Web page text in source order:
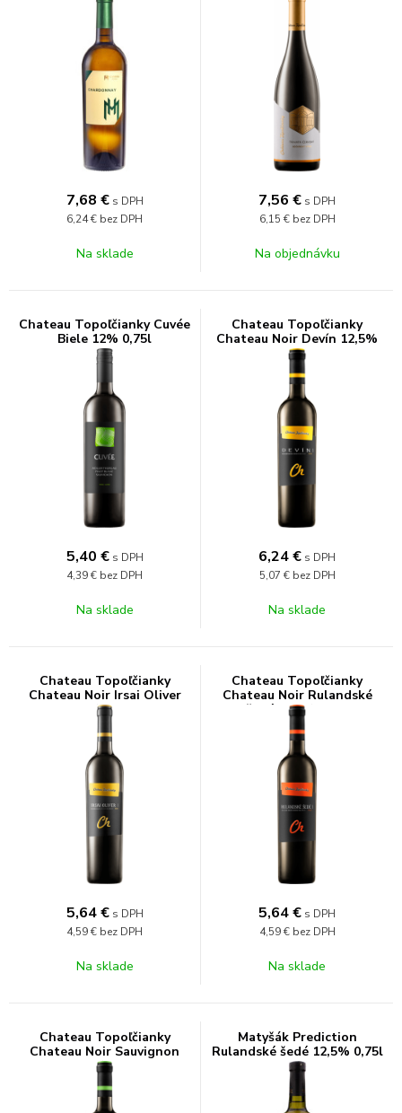
7,68 € s DPH
6,24 € bez DPH
Na sklade
7,56 € s DPH
6,15 € bez DPH
Na objednávku
Chateau Topoľčianky Cuvée
Biele 12% 0,75l
5,40 € s DPH
4,39 € bez DPH
Na sklade
Chateau Topoľčianky
Chateau Noir Devín 12,5%
0,75l
6,24€ s DPH
5,07 € bez DPH
Na sklade
Chateau Topoľčianky
Chateau Noir Irsai Oliver
12% 0,75l
5,64 € s DPH
4,59 € bez DPH
Na sklade
Chateau Topoľčianky
Chateau Noir Rulandské
šedé 12,5% 0,75l
5,64€ s DPH
4,59 € bez DPH
Na sklade
Chateau Topoľčianky
Chateau Noir Sauvignon
12,5% 0,75l
Matyšák Prediction
Rulandské šedé 12,5% 0,75l